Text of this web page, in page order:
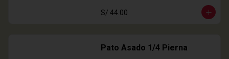
S/ 44.00
Pato Asado 1/4 Pierna